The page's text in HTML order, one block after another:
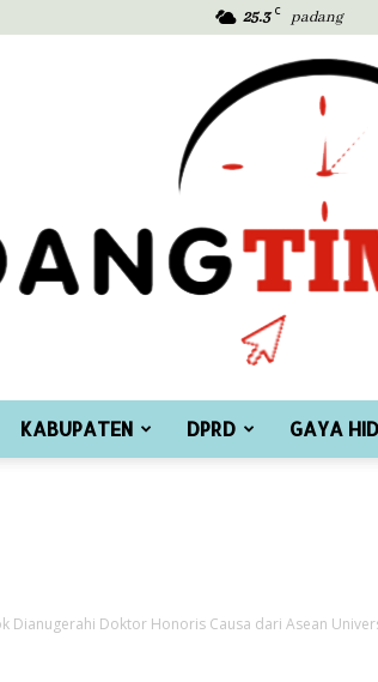
25.3 C padang
Time
KABUPATEN DPRD GAYA
Dianugerahi Doktor Honoris Causa dari Asean